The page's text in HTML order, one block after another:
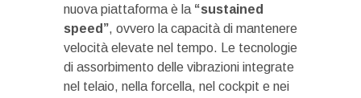
nuova piattaforma è la “sustained
speed”, ovvero la capacità di mantenere
velocità elevate nel tempo. Le tecnologie
di assorbimento delle vibrazioni integrate
nel telaio, nella forcella, nel cockpit e nei